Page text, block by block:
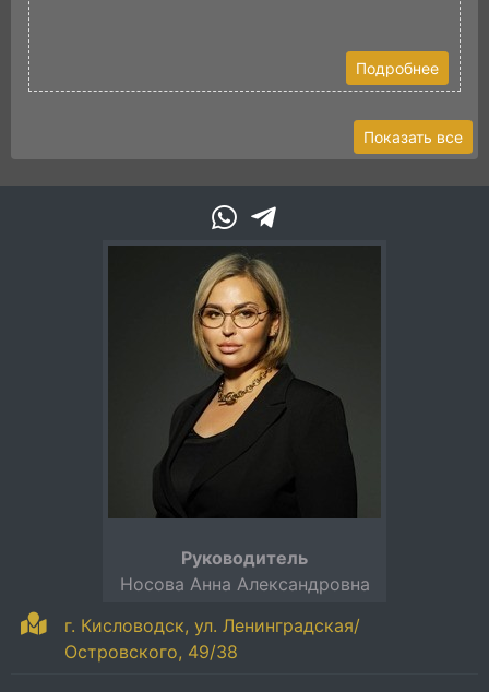
Подробнее
Показать все
г. Кисловодск, ул. Ленинградская/
Островского, 49/38
Руководитель
Носова Анна Александровна